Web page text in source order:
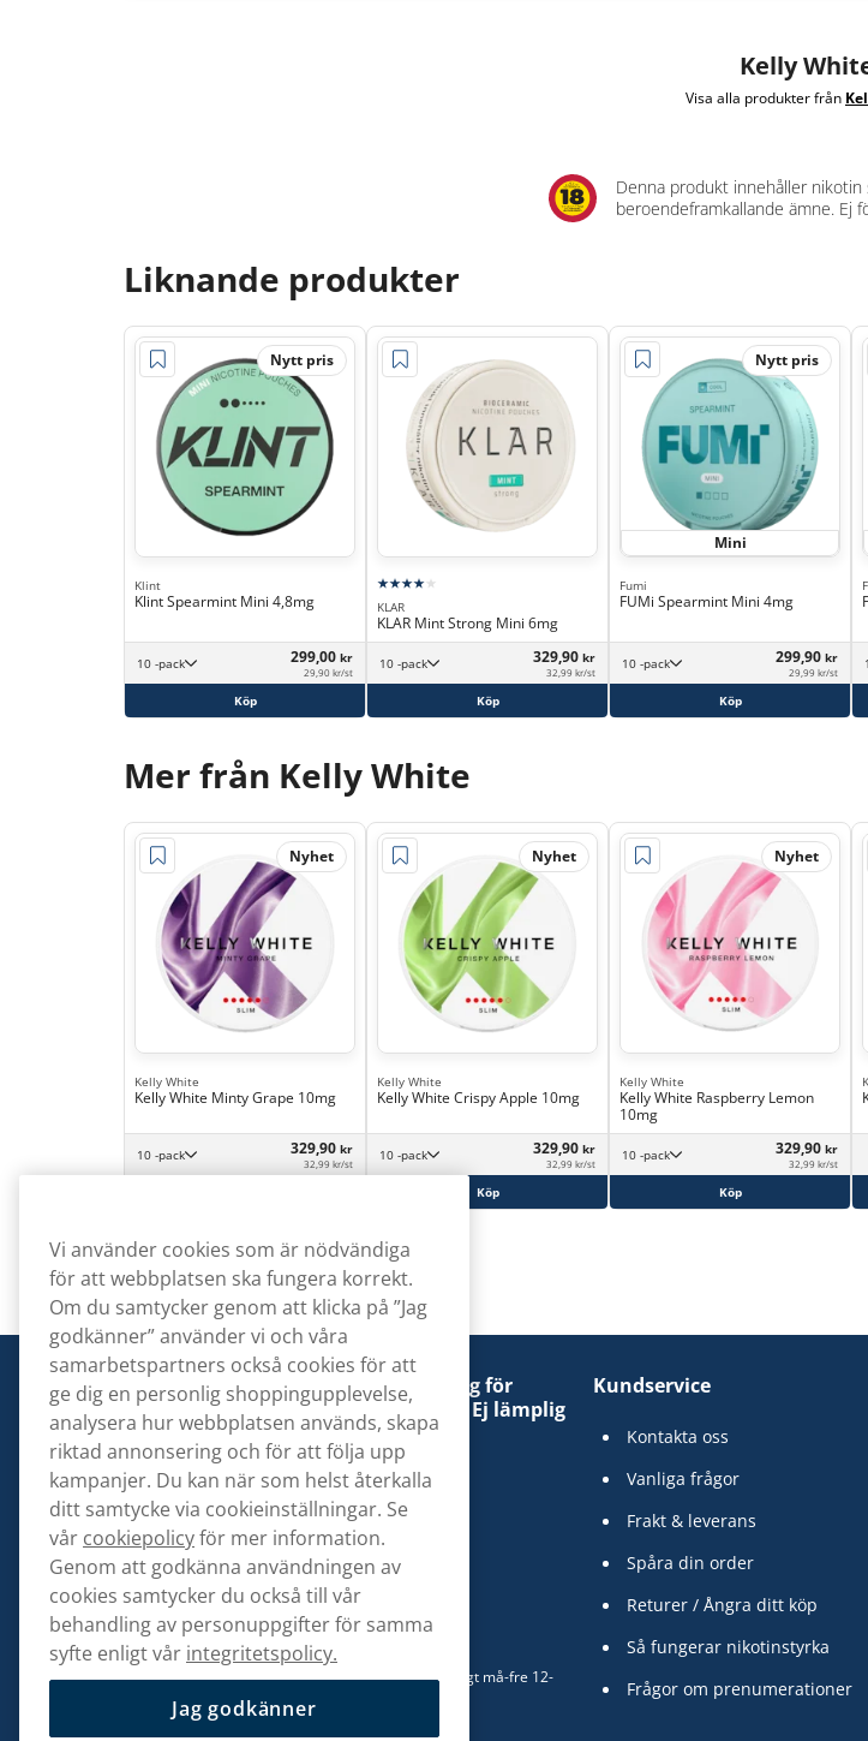
Kelly
Visa alla produkter från
Denna produkt innehåller
beroendeframkallande ämne. Ej
Liknande produkter
Nytt pris
Klint
Klint Spearmint Mini 4,8mg
10 -pack 299,00 kr
29,90 kr/st
Köp
KLAR
KLAR Mint Strong Mini 6mg
10 -pack 329,90 kr
32,99 kr/st
Köp
Nytt pris
Mini
Fumi
FUMi Spearmint Mini 4mg
10 -pack 299,90 kr
29,99 kr/st
Köp
Mer från Kelly White
Nyhet
Kelly White
Kelly White Minty Grape 10mg
10 -pack 329,90 kr
32,99 kr/st
Nyhet
Kelly White
Kelly White Crispy Apple 10mg
10 -pack 329,90 kr
32,99 kr/st
Köp
Nyhet
Kelly White
Kelly White Raspberry Lemon
10mg
10 -pack 329,90 kr
32,99 kr/st
Köp
Denna tobaksprodukt kan vara skadlig för
hälsan och är beroendeframkallande. Ej lämplig
för personer under 18 år.
Kontakta oss
hej@snusbolaget.se
08 517 910 94
Mån-Tor 8.00-17.00 | Fre 9.00-17.00 | (Lunchstängt må-fre 12-
Kundservice
Kontakta oss
Vanliga frågor
Frakt & leverans
Spåra din order
Returer / Ångra ditt köp
Så fungerar nikotinstyrka
Frågor om prenumerationer
Vi använder cookies som är nödvändiga
för att webbplatsen ska fungera korrekt.
Om du samtycker genom att klicka på ”Jag
godkänner” använder vi och våra
samarbetspartners också cookies för att
ge dig en personlig shoppingupplevelse,
analysera hur webbplatsen används, skapa
riktad annonsering och för att följa upp
kampanjer. Du kan när som helst återkalla
ditt samtycke via cookieinställningar. Se
vår cookiepolicyför mer information.
Genom att godkänna användningen av
cookies samtycker du också till vår
behandling av personuppgifter för samma
syfte enligt vår integritetspolicy.
Jag godkänner